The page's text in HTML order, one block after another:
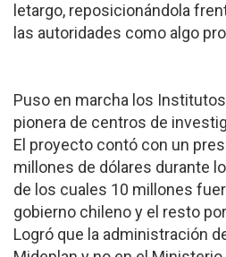
letargo, reposicionándola
las autoridades como algo
Puso en marcha los
pionera de centros de
El proyecto contó con un
millones de dólares durante
de los cuales 10 millones
gobierno chileno y el resto
Logró que la administración